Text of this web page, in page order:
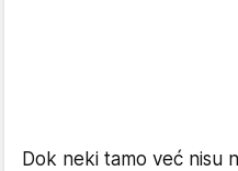
Dok neki tamo već nisu